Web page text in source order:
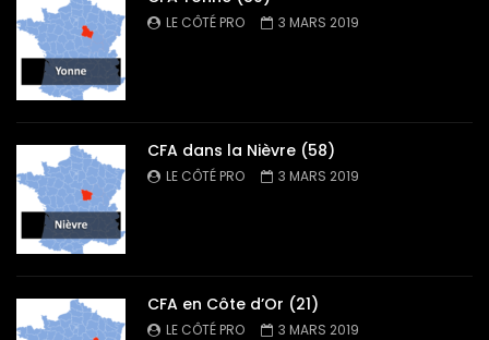
LE CÔTÉ PRO 3 MARS 2019
CFA dans la Nièvre (58)
LE CÔTÉ PRO 3 MARS 2019
CFA en Côte d’Or (21)
LE CÔTÉ PRO 3 MARS 2019